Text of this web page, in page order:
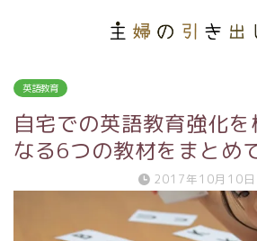
英語教育
自宅での英語教育強化
なる6つの教材をまとめ
2017年10月10日